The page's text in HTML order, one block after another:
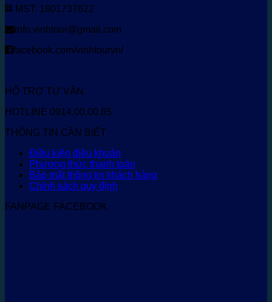
MST: 1801737622
info.vinhtour@gmail.com
facebook.com/vinhtourvn/
HỖ TRỢ TƯ VẤN
HOTLINE 0914.00.00.65
THÔNG TIN CẦN BIẾT
Điều kiện điều khoản
Phương thức thanh toán
Bảo mật thông tin khách hàng
Chính sách quy định
FANPAGE FACEBOOK